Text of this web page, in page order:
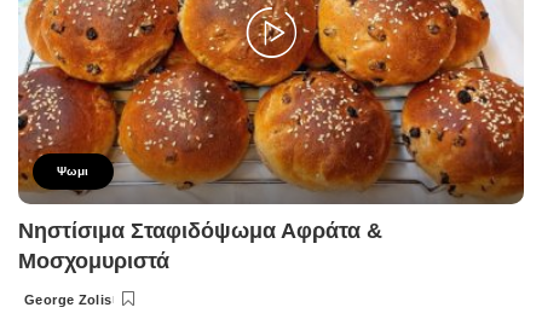
Ψωμι
Νηστίσιμα Σταφιδόψωμα Αφράτα &
Μοσχομυριστά
Posted
George Zolis